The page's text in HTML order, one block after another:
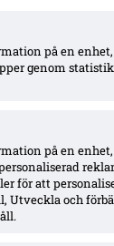
på en
genom
på en
för att
Utveckla och